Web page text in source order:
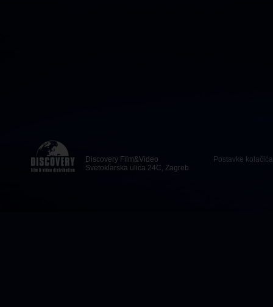
Discovery Film&Video
Svetoklarska ulica 24C, Zagreb
Postavke kolačića